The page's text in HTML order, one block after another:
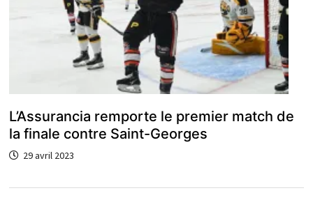
L’Assurancia remporte le premier match de
la finale contre Saint-Georges
29 avril 2023